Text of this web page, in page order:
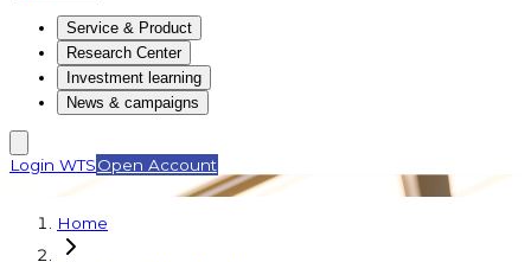
Service & Product
Research Center
Investment learning
News & campaigns
Login WTSOpen Account
Home